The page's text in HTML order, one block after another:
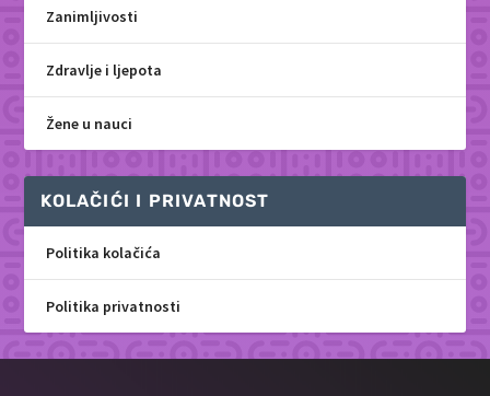
Zanimljivosti
Zdravlje i ljepota
Žene u nauci
KOLAČIĆI I PRIVATNOST
Politika kolačića
Politika privatnosti